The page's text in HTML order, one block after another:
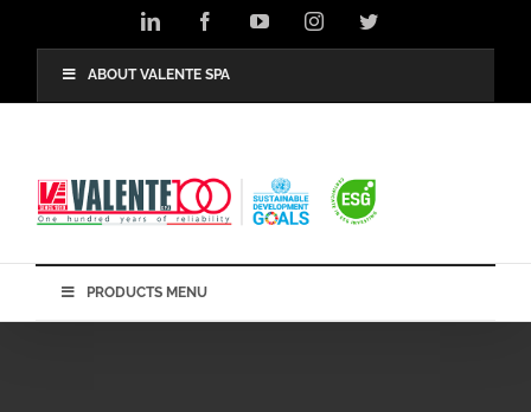
LinkedIn FacebookYouTubeInstagramTwitter
ABOUT VALENTE SPA
PRODUCTS MENU